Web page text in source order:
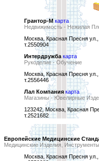
Грантор-М карта
Недвижимость - Нежилая
Москва, Красная Пресня
т.2550904
Интердружба карта
Рукоделие - Обучение
Москва, Красная Пресня
т.2556446
Лал Компания карта
Магазины - Ювелирные
123242, Москва, Красная
т.2521682
Европейские Медицинские
Медицинские Изделия,
Москва, Красная Пресня